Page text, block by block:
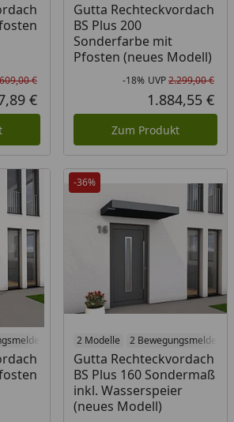
Rabatt in Prozent
Ursprünglicher Preis
€
Aktueller Preis
€
Gutta Rechteckvordach
BS Plus 200
Sonderfarbe mit
Pfosten (neues Modell)
-18% UVP2.299,00 €
1.884,55 €
Zum Produkt
-36%
2 Modelle 2 Bewegungsmelder
Gutta Rechteckvordach
BS Plus 160 Sondermaß
inkl. Wasserspeier
(neues Modell)